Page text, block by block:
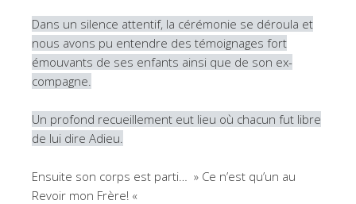
Dans un silence attentif, la cérémonie se déroula et
nous avons pu entendre des témoignages fort
émouvants de ses enfants ainsi que de son ex-
compagne.
Un profond recueillement eut lieu où chacun fut libre
de lui dire Adieu.
Ensuite son corps est parti… » Ce n’est qu’un au
Revoir mon Frère! «